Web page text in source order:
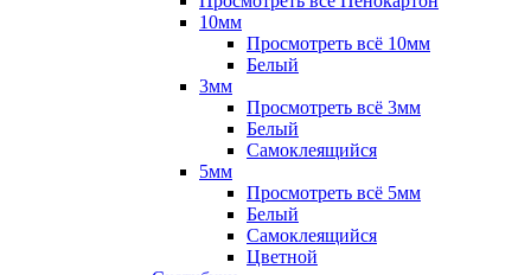
10мм
Просмотреть всё 10мм
Белый
3мм
Просмотреть всё 3мм
Белый
Самоклеящийся
5мм
Просмотреть всё 5мм
Белый
Самоклеящийся
Цветной